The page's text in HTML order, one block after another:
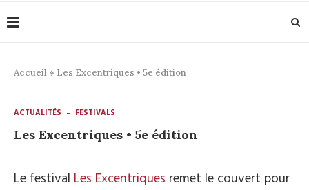
Accueil » Les Excentriques • 5e édition
ACTUALITÉS FESTIVALS
Les Excentriques • 5e édition
Le festival Les Excentriques remet le couvert pour